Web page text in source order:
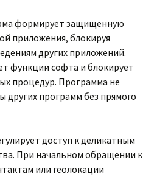
формирует защищенную
приложения, блокируя
других приложений.
функции софта и блокирует
процедур. Программа не
программ без прямого
доступ к деликатным
При начальном обращении к
или геолокации